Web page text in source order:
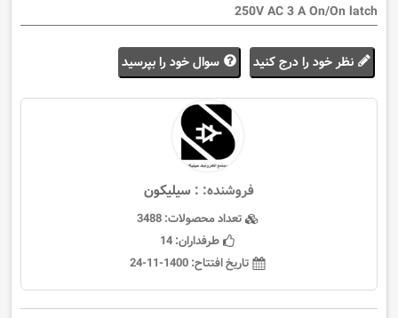
250V AC 3 A On/On latch
نظر خود را درج کنید سوال خود را بپرسید
فروشنده: : سيليكون
تعداد محصولات:3488
طرفداران:14
تاریخ افتتاح:1400-11-24